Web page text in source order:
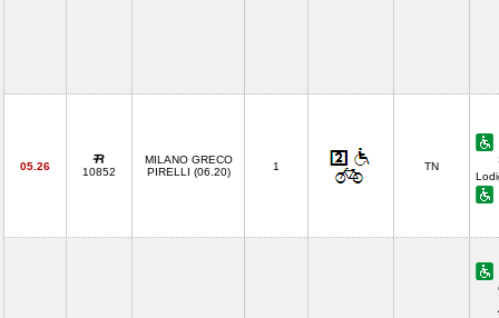
05.26 10852
MILANO GRECO
PIRELLI (06.20)
1 TN